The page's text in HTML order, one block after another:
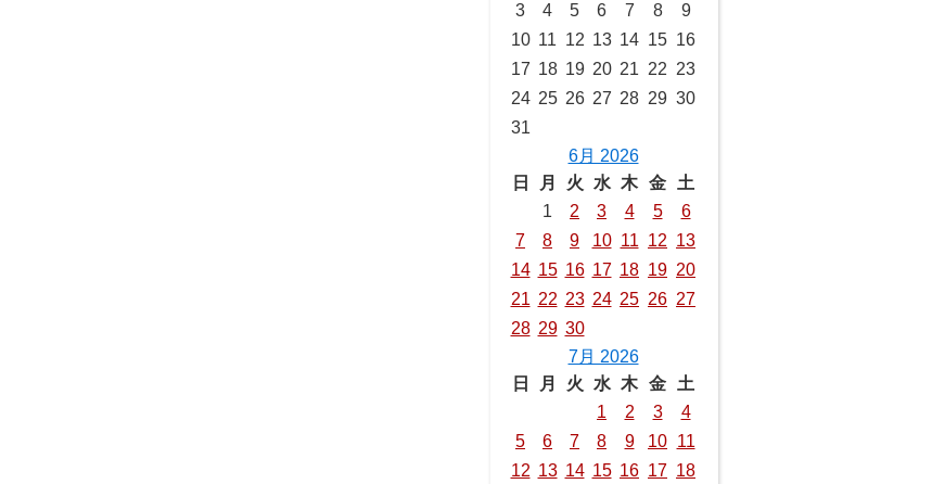
3
4 5 6 7 8
9
10 11 12 13 14 15 16
17 18 19 20 21 22 23
24 25 26 27 28 29 30
31
6月 2026
日
月 火 水 木 金
土
1
2 3 4 5
6
7
8 9 10 11 12 13
14 15 16 17 18 19 20
21 22 23 24 25 26 27
28 29 30
7月 2026
日
月 火 水 木 金
土
1
2 3
4
5
6 7 8 9 10 11
12 13 14 15 16 17 18